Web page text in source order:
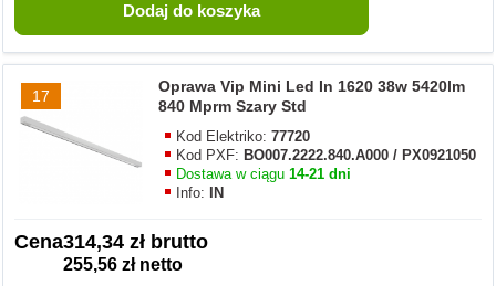
17
Oprawa Vip Mini Led In 1620 38w 5420lm
840 Mprm Szary Std
Kod Elektriko:77720
Kod PXF: BO007.2222.840.A000 / PX0921050
Dostawa w ciągu14-21 dni
Info:
IN
Cena314,34 zł brutto
255,56 zł netto